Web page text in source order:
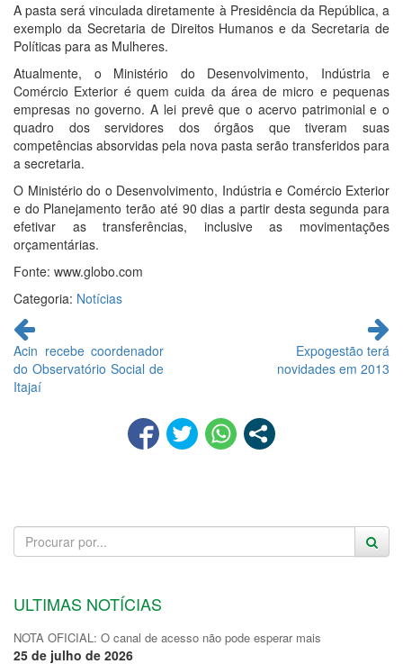
A pasta será vinculada diretamente à Presidência da República, a
exemplo da Secretaria de Direitos Humanos e da Secretaria de
Políticas para as Mulheres.
Atualmente, o Ministério do Desenvolvimento, Indústria e
Comércio Exterior é quem cuida da área de micro e pequenas
empresas no governo. A lei prevê que o acervo patrimonial e o
quadro dos servidores dos órgãos que tiveram suas
competências absorvidas pela nova pasta serão transferidos para
a secretaria.
O Ministério do o Desenvolvimento, Indústria e Comércio Exterior
e do Planejamento terão até 90 dias a partir desta segunda para
efetivar as transferências, inclusive as movimentações
orçamentárias.
Fonte: www.globo.com
Categoria: Notícias
Continue
lendo
Acin recebe coordenador
do Observatório Social de
Itajaí
Expogestão terá
novidades em 2013
ULTIMAS NOTÍCIAS
NOTA OFICIAL: O canal de acesso não pode esperar mais
25 de julho de 2026